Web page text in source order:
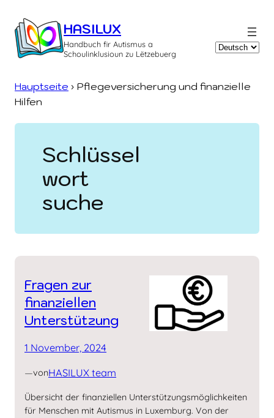
Inhalt
springen
HASILUX
Handbuch fir Autismus a
Schoulinklusioun zu Lëtzebuerg
Sprache
Hauptseite › Pflegeversicherung und finanzielle
Hilfen
Schlüssel
wort
suche
Fragen zur
finanziellen
Unterstützung
1 November, 2024
—vonHASILUX team
Übersicht der finanziellen Unterstützungsmöglichkeiten
für Menschen mit Autismus in Luxemburg. Von der